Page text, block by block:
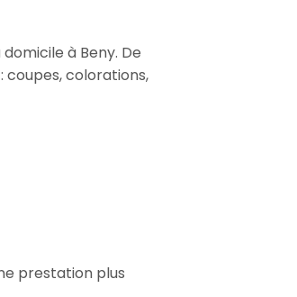
à Beny. De
coupes, colorations,
prestation plus